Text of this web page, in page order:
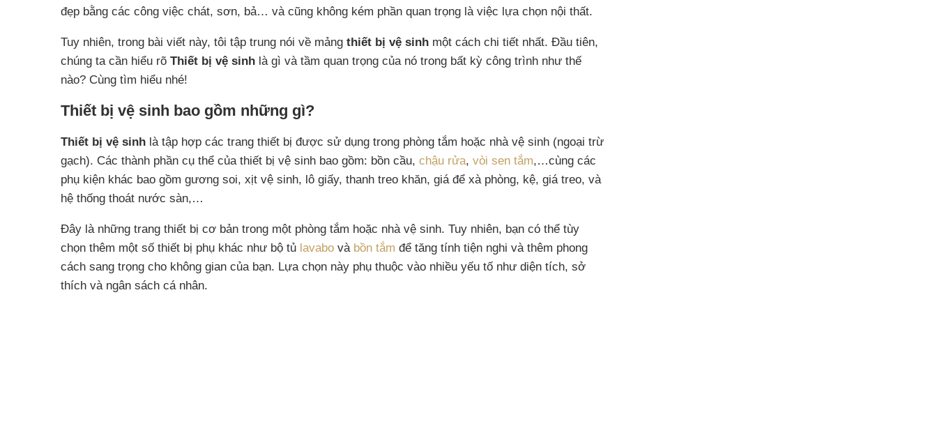
đẹp bằng các công việc chát, sơn, bả… và cũng không kém phần quan trọng là việc lựa chọn nội thất.
Tuy nhiên, trong bài viết này, tôi tập trung nói về mảng thiết bị vệ sinh một cách chi tiết nhất. Đầu tiên,
chúng ta cần hiểu rõ Thiết bị vệ sinh là gì và tầm quan trọng của nó trong bất kỳ công trình như thế
nào? Cùng tìm hiểu nhé!
Thiết bị vệ sinh bao gồm những gì?
Thiết bị vệ sinh là tập hợp các trang thiết bị được sử dụng trong phòng tắm hoặc nhà vệ sinh (ngoại trừ
gạch). Các thành phần cụ thể của thiết bị vệ sinh bao gồm: bồn cầu, chậu rửa, vòi sen tắm,…cùng các
phụ kiện khác bao gồm gương soi, xịt vệ sinh, lô giấy, thanh treo khăn, giá để xà phòng, kệ, giá treo, và
hệ thống thoát nước sàn,…
Đây là những trang thiết bị cơ bản trong một phòng tắm hoặc nhà vệ sinh. Tuy nhiên, bạn có thể tùy
chọn thêm một số thiết bị phụ khác như bộ tủ lavabo và bồn tắm để tăng tính tiện nghi và thêm phong
cách sang trọng cho không gian của bạn. Lựa chọn này phụ thuộc vào nhiều yếu tố như diện tích, sở
thích và ngân sách cá nhân.